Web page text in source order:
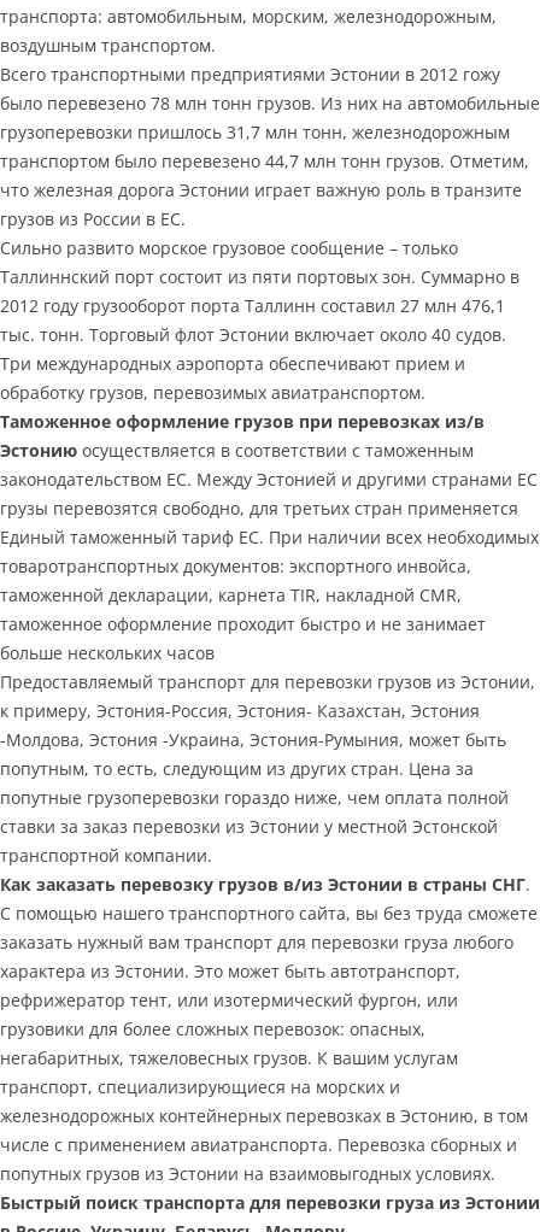
транспорта: автомобильным, морским, железнодорожным,
воздушным транспортом.
Всего транспортными предприятиями Эстонии в 2012 гожу
было перевезено 78 млн тонн грузов. Из них на автомобильные
грузоперевозки пришлось 31,7 млн тонн, железнодорожным
транспортом было перевезено 44,7 млн тонн грузов. Отметим,
что железная дорога Эстонии играет важную роль в транзите
грузов из России в ЕС.
Сильно развито морское грузовое сообщение – только
Таллиннский порт состоит из пяти портовых зон. Суммарно в
2012 году грузооборот порта Таллинн составил 27 млн 476,1
тыс. тонн. Торговый флот Эстонии включает около 40 судов.
Три международных аэропорта обеспечивают прием и
обработку грузов, перевозимых авиатранспортом.
Таможенное оформление грузов при перевозках из/в
Эстонию осуществляется в соответствии с таможенным
законодательством ЕС. Между Эстонией и другими странами ЕС
грузы перевозятся свободно, для третьих стран применяется
Единый таможенный тариф ЕС. При наличии всех необходимых
товаротранспортных документов: экспортного инвойса,
таможенной декларации, карнета TIR, накладной CMR,
таможенное оформление проходит быстро и не занимает
больше нескольких часов
Предоставляемый транспорт для перевозки грузов из Эстонии,
к примеру, Эстония-Россия, Эстония- Казахстан, Эстония
-Молдова, Эстония -Украина, Эстония-Румыния, может быть
попутным, то есть, следующим из других стран. Цена за
попутные грузоперевозки гораздо ниже, чем оплата полной
ставки за заказ перевозки из Эстонии у местной Эстонской
транспортной компании.
Как заказать перевозку грузов в/из Эстонии в страны СНГ.
С помощью нашего транспортного сайта, вы без труда сможете
заказать нужный вам транспорт для перевозки груза любого
характера из Эстонии. Это может быть автотранспорт,
рефрижератор тент, или изотермический фургон, или
грузовики для более сложных перевозок: опасных,
негабаритных, тяжеловесных грузов. К вашим услугам
транспорт, специализирующиеся на морских и
железнодорожных контейнерных перевозках в Эстонию, в том
числе с применением авиатранспорта. Перевозка сборных и
попутных грузов из Эстонии на взаимовыгодных условиях.
Быстрый поиск транспорта для перевозки груза из Эстонии